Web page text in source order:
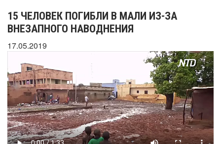
15 ЧЕЛОВЕК ПОГИБЛИ В МАЛИ ИЗ-ЗА
ВНЕЗАПНОГО НАВОДНЕНИЯ
17.05.2019